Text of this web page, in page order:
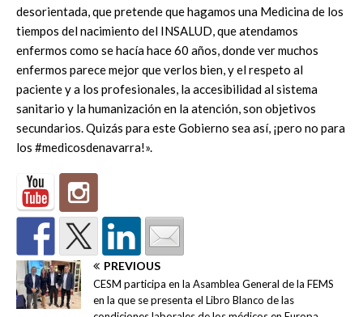
desorientada, que pretende que hagamos una Medicina de los
tiempos del nacimiento del INSALUD, que atendamos
enfermos como se hacía hace 60 años, donde ver muchos
enfermos parece mejor que verlos bien, y el respeto al
paciente y a los profesionales, la accesibilidad al sistema
sanitario y la humanización en la atención, son objetivos
secundarios. Quizás para este Gobierno sea así, ¡pero no para
los #medicosdenavarra!».
PREVIOUS
CESM participa en la Asamblea General de la FEMS
en la que se presenta el Libro Blanco de las